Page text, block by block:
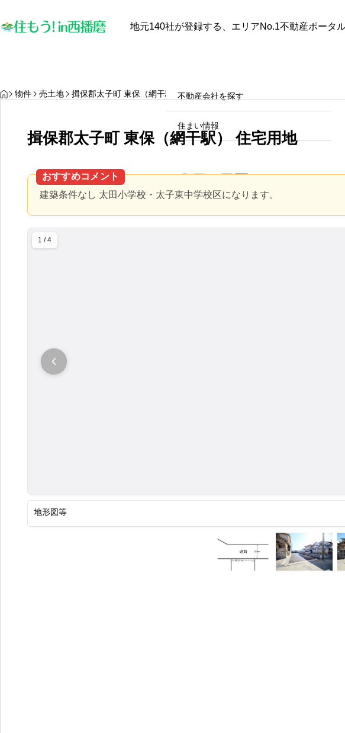
不動産会社を探す
住まい情報
地元140社が登録する、エリアNo.1不動産ポータル
陽光発電と蓄電池は本当に電
気代を安くするのか？田舎暮
徹底解説！
HOME
物件 売土地 揖保郡太子町 東保（網干駅） 住宅用地
揖保郡太子町 東保（網干駅） 住宅用地
おすすめコメント
建築条件なし 太田小学校・太子東中学校区になります。
1 / 4
地形図等